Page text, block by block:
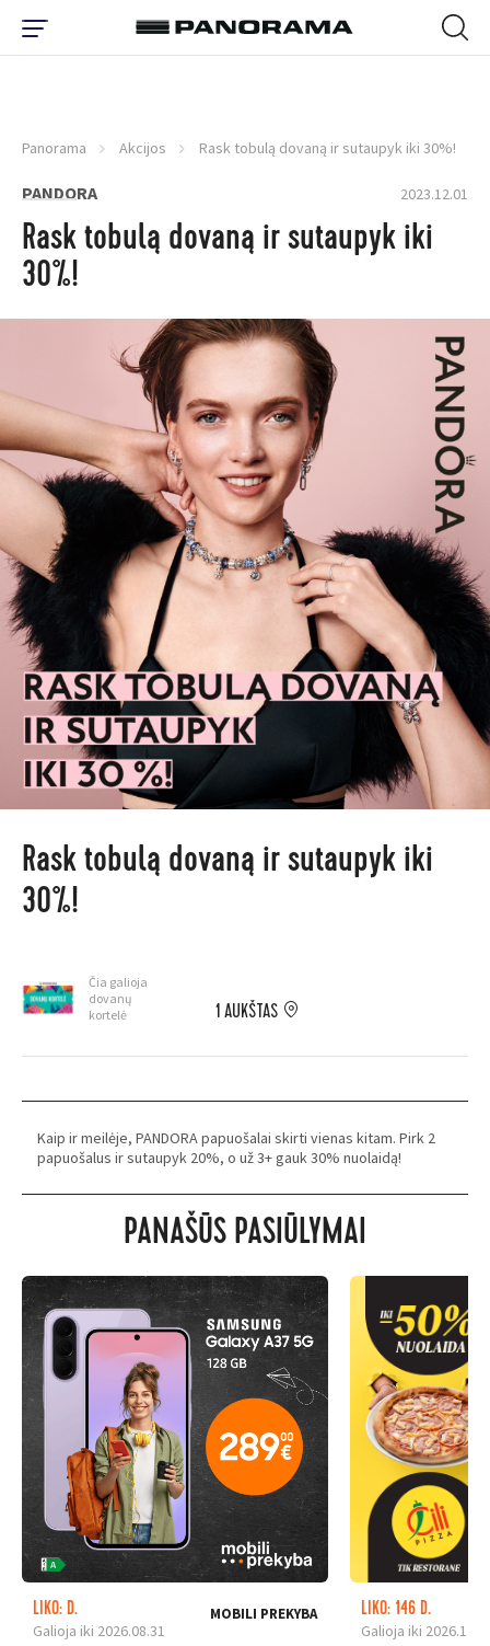
Panorama Akcijos Rask tobulą dovaną ir sutaupyk iki 30%!
PANDORA 2023.12.01
Rask tobulą dovaną ir sutaupyk iki
30%!
Rask tobulą dovaną ir sutaupyk iki
30%!
Čia galioja
dovanų
kortelė
1 AUKŠTAS
Kaip ir meilėje, PANDORA papuošalai skirti vienas kitam. Pirk 2
papuošalus ir sutaupyk 20%, o už 3+ gauk 30% nuolaidą!
PANAŠŪS PASIŪLYMAI
LIKO: D.
Galioja iki 2026.08.31
MOBILI PREKYBA
LIKO: 146 D.
Galioja iki